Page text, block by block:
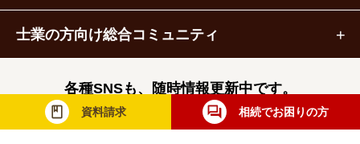
資料請求 相続でお困りの方
士業の方向け総合コミュニティ
各種SNSも、随時情報更新中です。